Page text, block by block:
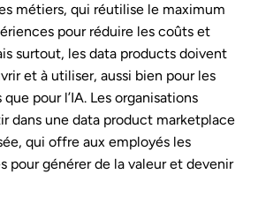
métiers, qui réutilise le maximum
pour réduire les coûts et
surtout, les data products doivent
et à utiliser, aussi bien pour les
pour l’IA. Les organisations
dans une data product marketplace
qui offre aux employés les
pour générer de la valeur et devenir